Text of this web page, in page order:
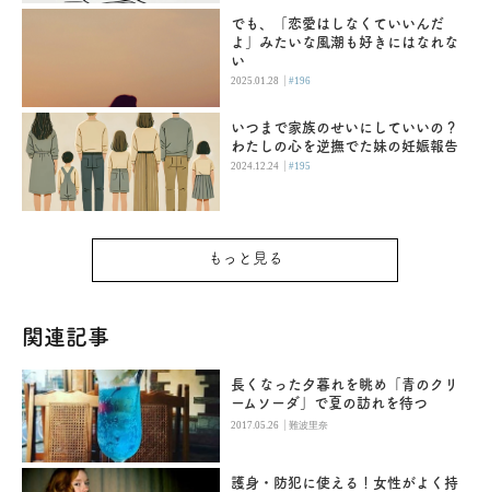
でも、「恋愛はしなくていいんだ
よ」みたいな風潮も好きにはなれな
い
2025.01.28 |#196
いつまで家族のせいにしていいの？
わたしの心を逆撫でた妹の妊娠報告
2024.12.24 |#195
もっと見る
関連記事
長くなった夕暮れを眺め「青のクリ
ームソーダ」で夏の訪れを待つ
2017.05.26 |難波里奈
護身・防犯に使える！女性がよく持